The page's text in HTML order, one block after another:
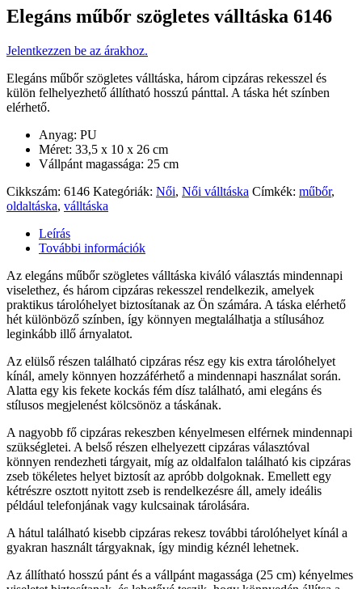
Elegáns műbőr szögletes válltáska 6146
Jelentkezzen be az árakhoz.
Elegáns műbőr szögletes válltáska, három cipzáras rekesszel és
külön felhelyezhető állítható hosszú pánttal. A táska hét színben
elérhető.
Anyag: PU
Méret: 33,5 x 10 x 26 cm
Vállpánt magassága: 25 cm
Cikkszám: 6146 Kategóriák: Női, Női válltáska Címkék: műbőr,
oldaltáska, válltáska
Leírás
További információk
Az elegáns műbőr szögletes válltáska kiváló választás mindennapi
viselethez, és három cipzáras rekesszel rendelkezik, amelyek
praktikus tárolóhelyet biztosítanak az Ön számára. A táska elérhető
hét különböző színben, így könnyen megtalálhatja a stílusához
leginkább illő árnyalatot.
Az elülső részen található cipzáras rész egy kis extra tárolóhelyet
kínál, amely könnyen hozzáférhető a mindennapi használat során.
Alatta egy kis fekete kockás fém dísz található, ami elegáns és
stílusos megjelenést kölcsönöz a táskának.
A nagyobb fő cipzáras rekeszben kényelmesen elférnek mindennapi
szükségletei. A belső részen elhelyezett cipzáras választóval
könnyen rendezheti tárgyait, míg az oldalfalon található kis cipzáras
zseb tökéletes helyet biztosít az apróbb dolgoknak. Emellett egy
kétrészre osztott nyitott zseb is rendelkezésre áll, amely ideális
például telefonjának vagy kulcsainak tárolására.
A hátul található kisebb cipzáras rekesz további tárolóhelyet kínál a
gyakran használt tárgyaknak, így mindig kéznél lehetnek.
Az állítható hosszú pánt és a vállpánt magassága (25 cm) kényelmes